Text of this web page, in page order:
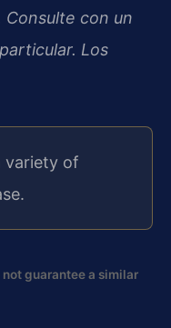
Consulte con un
Los
variety of
guarantee a similar